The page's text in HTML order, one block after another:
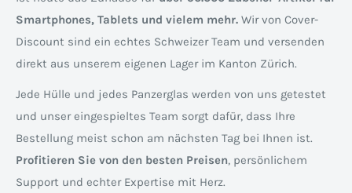
Smartphones, Tablets und vielem mehr. Wir von Cover-
Discount sind ein echtes Schweizer Team und versenden
direkt aus unserem eigenen Lager im Kanton Zürich.
Jede Hülle und jedes Panzerglas werden von uns getestet
und unser eingespieltes Team sorgt dafür, dass Ihre
Bestellung meist schon am nächsten Tag bei Ihnen ist.
Profitieren Sie von den besten Preisen, persönlichem
Support und echter Expertise mit Herz.